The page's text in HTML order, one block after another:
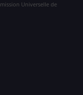
Universelle de